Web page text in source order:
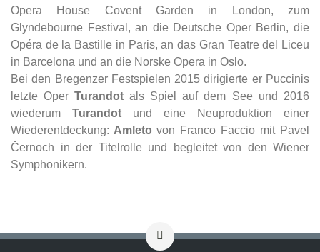
Opera House Covent Garden in London, zum
Glyndebourne Festival, an die Deutsche Oper Berlin, die
Opéra de la Bastille in Paris, an das Gran Teatre del Liceu
in Barcelona und an die Norske Opera in Oslo.
Bei den Bregenzer Festspielen 2015 dirigierte er Puccinis
letzte Oper Turandot als Spiel auf dem See und 2016
wiederum Turandot und eine Neuproduktion einer
Wiederentdeckung: Amleto von Franco Faccio mit Pavel
Černoch in der Titelrolle und begleitet von den Wiener
Symphonikern.